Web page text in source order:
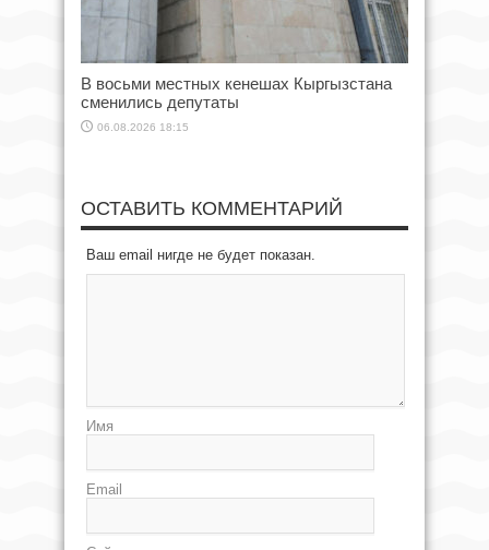
В восьми местных кенешах Кыргызстана
сменились депутаты
06.08.2026 18:15
ОСТАВИТЬ КОММЕНТАРИЙ
Ваш email нигде не будет показан.
Имя
Email